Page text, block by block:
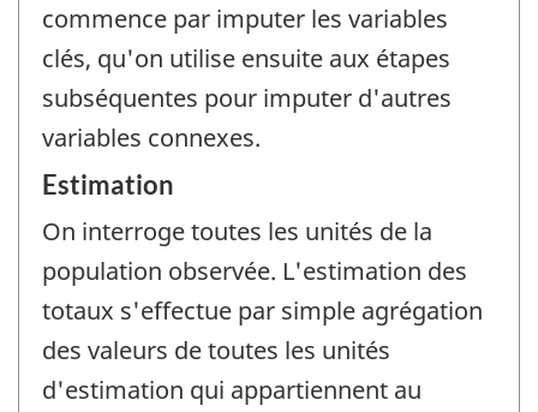
commence par imputer les variables
clés, qu'on utilise ensuite aux étapes
subséquentes pour imputer d'autres
variables connexes.
Estimation
On interroge toutes les unités de la
population observée. L'estimation des
totaux s'effectue par simple agrégation
des valeurs de toutes les unités
d'estimation qui appartiennent au